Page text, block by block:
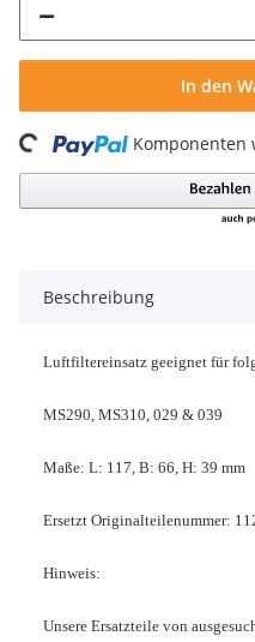
In den
Komponenten
Beschreibung
Luftfiltereinsatz geeignet für
MS290, MS310, 029 & 039
Maße: L: 117, B: 66, H: 39 mm
Ersetzt Originalteilenummer:
Hinweis:
Unsere Ersatzteile von